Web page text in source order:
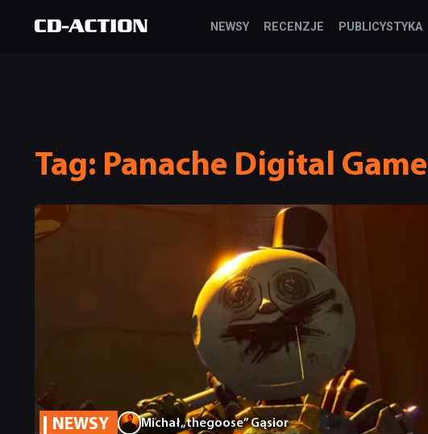
NEWSY RECENZJE PUBLICYSTYKA
Tag: Panache Digital
NEWSY Michał „thegoose” Gąsior